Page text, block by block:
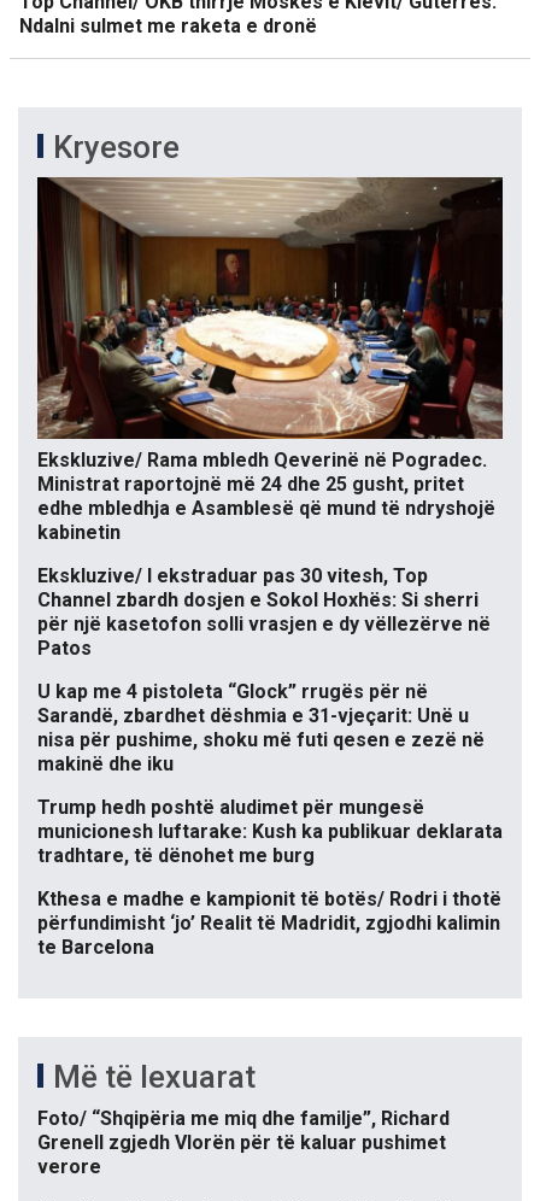
Ndalni sulmet me raketa e dronë
Kryesore
Ekskluzive/ Rama mbledh Qeverinë në Pogradec.
Ministrat raportojnë më 24 dhe 25 gusht, pritet
edhe mbledhja e Asamblesë që mund të ndryshojë
kabinetin
Ekskluzive/ I ekstraduar pas 30 vitesh, Top
Channel zbardh dosjen e Sokol Hoxhës: Si sherri
për një kasetofon solli vrasjen e dy vëllezërve në
Patos
U kap me 4 pistoleta “Glock” rrugës për në
Sarandë, zbardhet dëshmia e 31-vjeçarit: Unë u
nisa për pushime, shoku më futi qesen e zezë në
makinë dhe iku
Trump hedh poshtë aludimet për mungesë
municionesh luftarake: Kush ka publikuar deklarata
tradhtare, të dënohet me burg
Kthesa e madhe e kampionit të botës/ Rodri i thotë
përfundimisht ‘jo’ Realit të Madridit, zgjodhi kalimin
te Barcelona
Më të lexuarat
Foto/ “Shqipëria me miq dhe familje”, Richard
Grenell zgjedh Vlorën për të kaluar pushimet
verore